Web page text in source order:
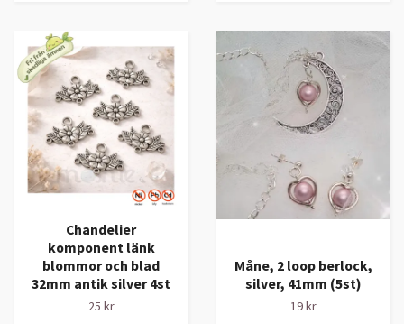
Chandelier
komponent länk
blommor och blad
32mm antik silver 4st
25 kr
Måne, 2 loop berlock,
silver, 41mm (5st)
19 kr